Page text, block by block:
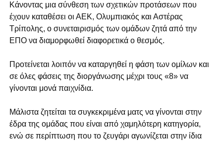
Κάνοντας μια σύνθεση των σχετικών προτάσεων που
έχουν καταθέσει οι ΑΕΚ, Ολυμπιακός και Αστέρας
Τρίπολης, ο συνεταιρισμός των ομάδων ζητά από την
ΕΠΟ να διαμορφωθεί διαφορετικά ο θεσμός.
Προτείνεται λοιπόν να καταργηθεί η φάση των ομίλων και
σε όλες φάσεις της διοργάνωσης μέχρι τους «8» να
γίνονται μονά παιχνίδια.
Μάλιστα ζητείται τα συγκεκριμένα ματς να γίνονται στην
έδρα της ομάδας που είναι από χαμηλότερη κατηγορία,
ενώ σε περίπτωση που το ζευγάρι αγωνίζεται στην ίδια